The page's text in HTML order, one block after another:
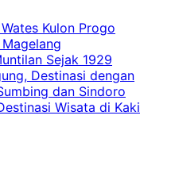
Kulon Progo
Sejak 1929
Destinasi dengan
dan Sindoro
Wisata di Kaki